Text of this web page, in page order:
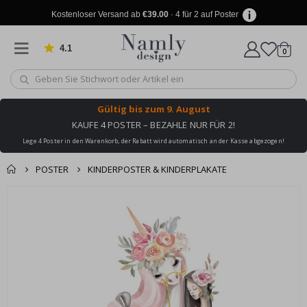
Kostenloser Versand ab €39.00· 4 für 2 auf Poster
4.1 von 1020 Bewertungen
Wagen
0
Gültig bis zum 9. August
KAUFE 4 POSTER – BEZAHLE NUR FÜR 2!
Lege 4 Poster in den Warenkorb, der Rabatt wird automatisch an der Kasse abgezogen!
POSTER KINDERPOSTER & KINDERPLAKATE
hinzugefügt ✔️
Kostenloser Versand